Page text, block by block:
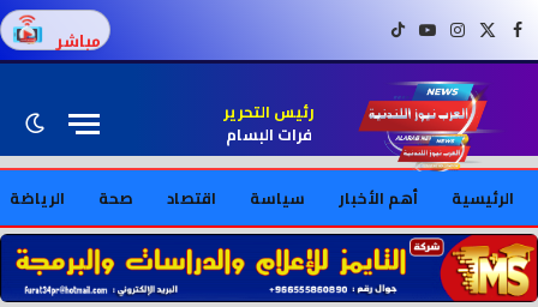
فيسبوكX (Twitter)
إنستغراميوتيوبتيك توك مباشر
رئيس التحرير
فرات البسام
الرئيسية أهم الأخبار سياسة اقتصاد صحة الرياضة